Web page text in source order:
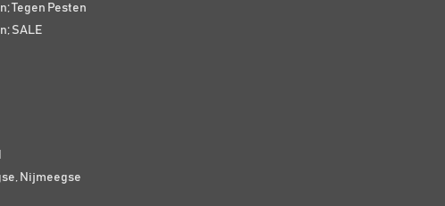
Tegen Pesten
SALE
Nijmeegse